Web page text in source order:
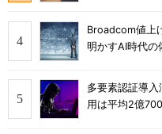
Broadcom値上
明かすAI時代の
多要素認証導
用は平均2億